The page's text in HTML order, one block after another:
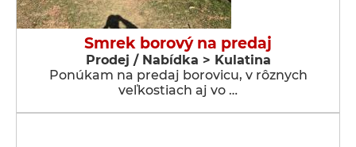
Smrek borový na predaj
Prodej / Nabídka > Kulatina
Ponúkam na predaj borovicu, v rôznych
veľkostiach aj vo …